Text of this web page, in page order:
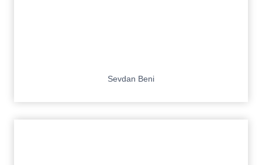
Sevdan Beni